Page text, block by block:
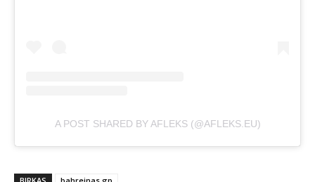
A POST SHARED BY AFLEKS (@AFLEKS.EU)